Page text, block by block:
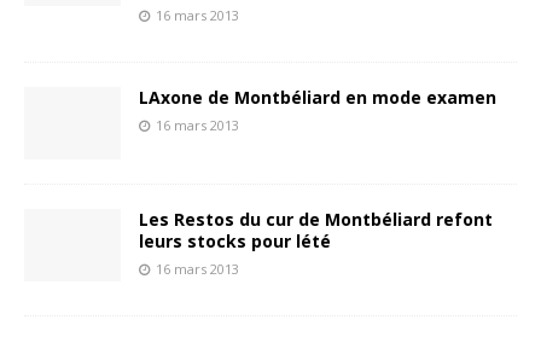
16 mars 2013
LAxone de Montbéliard en mode examen
16 mars 2013
Les Restos du cur de Montbéliard refont
leurs stocks pour lété
16 mars 2013